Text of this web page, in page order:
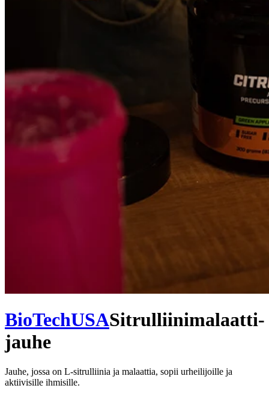
BioTechUSASitrulliinimalaatti-
jauhe
Jauhe, jossa on L-sitrulliinia ja malaattia, sopii urheilijoille ja
aktiivisille ihmisille.